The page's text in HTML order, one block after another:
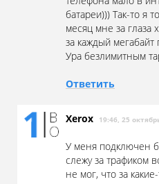
батареи))) Так-то я
месяц мне за глаза
за каждый
Ура безлимитным
Ответить
Xerox 19:46, 25
У меня подключен
слежу за трафиком
не мог, что за